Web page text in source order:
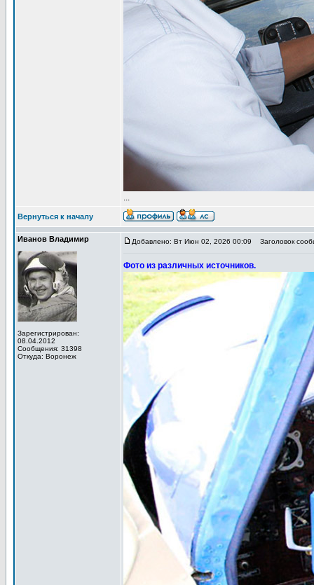
...
Вернуться к началу
Иванов Владимир
Зарегистрирован:
08.04.2012
Сообщения: 31398
Откуда: Воронеж
Добавлено: Вт Июн 02, 2026 00:09 Заголовок
Фото из различных источников.